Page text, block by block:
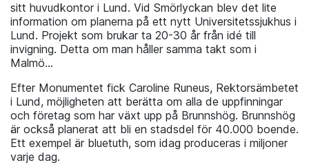
sitt huvudkontor i Lund. Vid Smörlyckan blev det lite
information om planerna på ett nytt Universitetssjukhus i
Lund. Projekt som brukar ta 20-30 år från idé till
invigning. Detta om man håller samma takt som i
Malmö...
Efter Monumentet fick Caroline Runeus, Rektorsämbetet
i Lund, möjligheten att berätta om alla de uppfinningar
och företag som har växt upp på Brunnshög. Brunnshög
är också planerat att bli en stadsdel för 40.000 boende.
Ett exempel är bluetuth, som idag produceras i miljoner
varje dag.